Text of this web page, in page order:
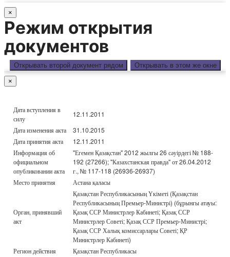
×
Режим открытия
документов
Открывать второй документ рядом Открывать в этом же окне
×
Дата вступления в
силу
12.11.2011
Дата изменения акта
31.10.2015
Дата принятия акта
12.11.2011
Информация об
официальном
опубликовании акта
"Егемен Қазақстан" 2012 жылғы 26 сәуірдегі № 188-
192 (27266); "Казахстанская правда" от 26.04.2012
г., № 117-118 (26936-26937)
Место принятия
Астана қаласы
Орган, принявший
акт
Қазақстан Республикасының Үкіметі (Қазақстан
Республикасының Премьер-Министрі) (бұрынғы атауы:
Қазақ ССР Министрлер Кабинеті; Қазақ ССР
Министрлер Советі; Қазақ ССР Премьер-Министрі;
Қазақ ССР Халық комиссарлары Советі; ҚР
Министрлер Кабинеті)
Регион действия
Қазақстан Республикасы